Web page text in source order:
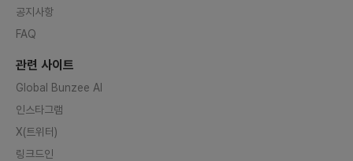
공지사항
FAQ
관련 사이트
Global Bunzee AI
인스타그램
X(트위터)
링크드인